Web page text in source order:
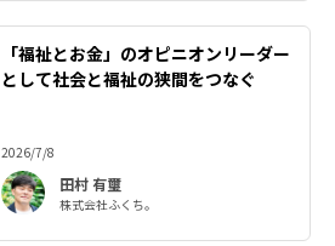
「福祉とお金」のオピニオンリーダー
として社会と福祉の狭間をつなぐ
2026/7/8
田村 有璽
株式会社ふくち。